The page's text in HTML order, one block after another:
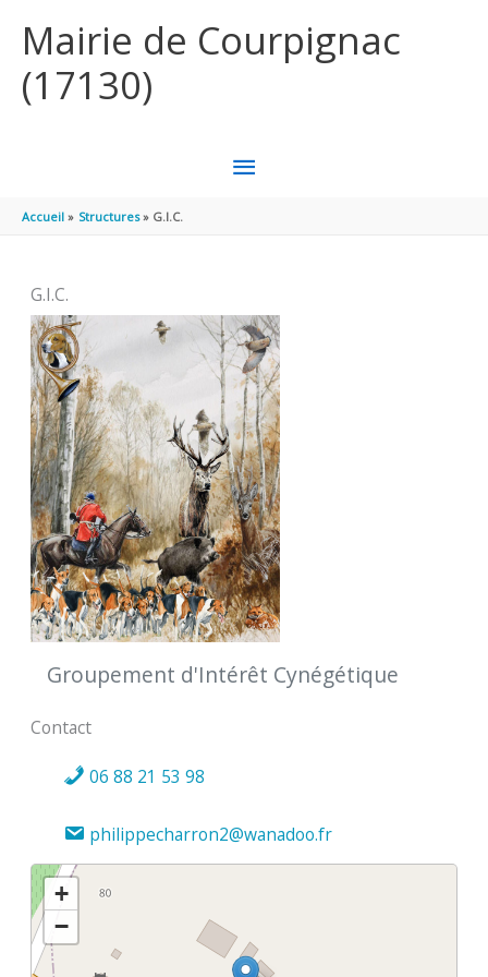
Mairie de Courpignac
(17130)
MENU
Accueil Structures G.I.C.
G.I.C.
Groupement d'Intérêt Cynégétique
Contact
06 88 21 53 98
philippecharron2@wanadoo.fr
+
−